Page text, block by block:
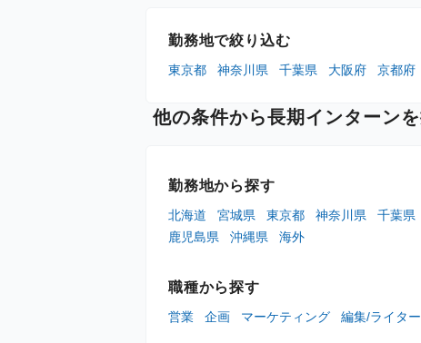
勤務地で絞り込む
東京都 神奈川県 千葉県 大阪府 京都府
他の条件から長期インターン
勤務地から探す
北海道 宮城県 東京都 神奈川県 千葉県
鹿児島県
沖縄県 海外
職種から探す
営業 企画 マーケティング 編集/ライター